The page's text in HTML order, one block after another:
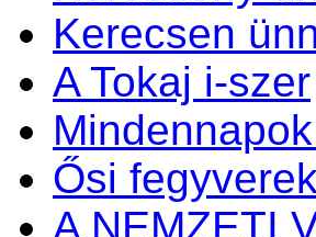
Kerecsen
A Tokaj i-szer
Ősi
A NEMZETI